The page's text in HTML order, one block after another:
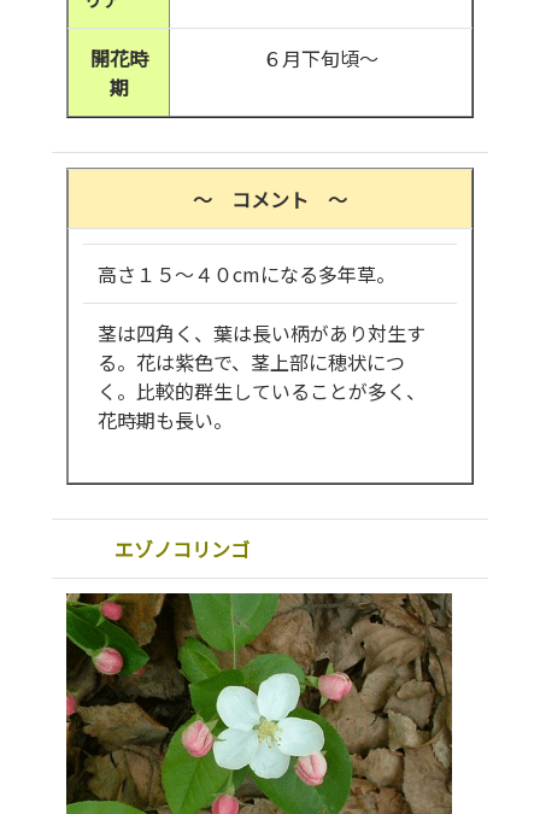
開花時
期
６月下旬頃～
～ コメント ～
高さ１５～４０cmになる多年草。
茎は四角く、葉は長い柄があり対生す
る。花は紫色で、茎上部に穂状につ
く。比較的群生していることが多く、
花時期も長い。
エゾノコリンゴ